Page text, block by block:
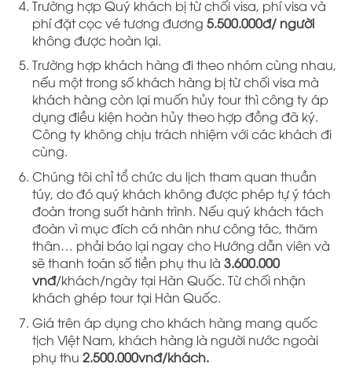
Trường hợp Quý khách bị từ chối visa, phí visa và
phí đặt cọc vé tương đương 5.500.000đ/ người
không được hoàn lại.
Trường hợp khách hàng đi theo nhóm cùng nhau,
nếu một trong số khách hàng bị từ chối visa mà
khách hàng còn lại muốn hủy tour thì công ty áp
dụng điều kiện hoàn hủy theo hợp đồng đã ký.
Công ty không chịu trách nhiệm với các khách đi
cùng.
Chúng tôi chỉ tổ chức du lịch tham quan thuần
túy, do đó quý khách không được phép tự ý tách
đoàn trong suốt hành trình. Nếu quý khách tách
đoàn vì mục đích cá nhân như công tác, thăm
thân… phải báo lại ngay cho Hướng dẫn viên và
sẽ thanh toán số tiền phụ thu là 3.600.000
vnđ/khách/ngày tại Hàn Quốc. Từ chối nhận
khách ghép tour tại Hàn Quốc.
Giá trên áp dụng cho khách hàng mang quốc
tịch Việt Nam, khách hàng là người nước ngoài
phụ thu 2.500.000vnđ/khách.